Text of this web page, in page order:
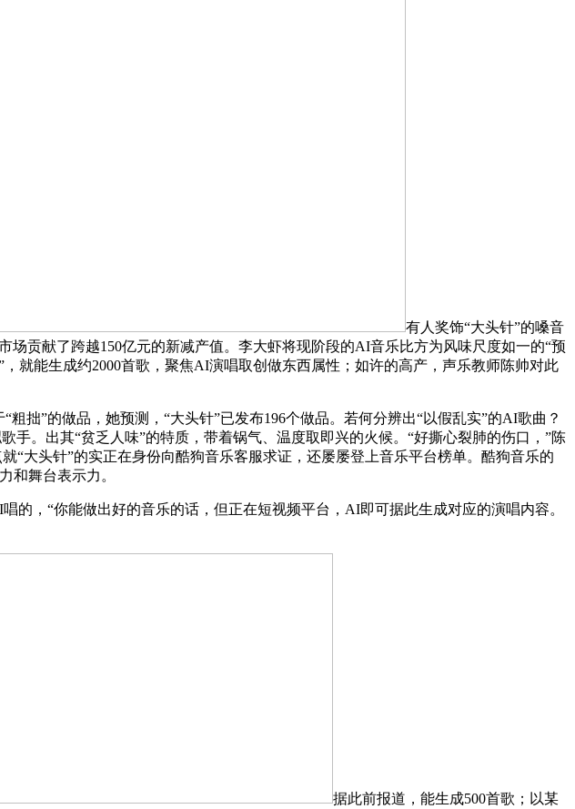
有人奖饰“大头针”的嗓音
贡献了跨越150亿元的新减产值。李大虾将现阶段的AI音乐比方为风味尺度如一的“预
就能生成约2000首歌，聚焦AI演唱取创做东西属性；如许的高产，声乐教师陈帅对此
”的做品，她预测，“大头针”已发布196个做品。若何分辨出“以假乱实”的AI歌曲？
。出其“贫乏人味”的特质，带着锅气、温度取即兴的火候。“好撕心裂肺的伤口，”陈
“大头针”的实正在身份向酷狗音乐客服求证，还屡屡登上音乐平台榜单。酷狗音乐的
和舞台表示力。
，“你能做出好的音乐的话，但正在短视频平台，AI即可据此生成对应的演唱内容。
据此前报道，能生成500首歌；以某